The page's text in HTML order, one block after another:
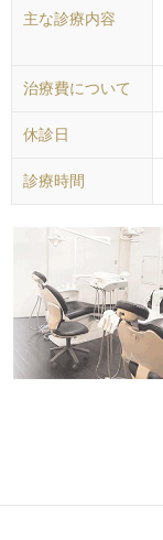
主な診療内容
治療費について
休診日
診療時間